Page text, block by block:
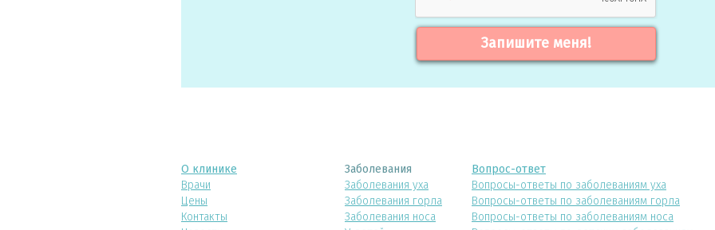
Запишите меня!
О клинике
Врачи
Цены
Контакты
Заболевания
Заболевания уха
Заболевания горла
Заболевания носа
Вопрос-ответ
Вопросы-ответы по заболеваниям уха
Вопросы-ответы по заболеваниям горла
Вопросы-ответы по заболеваниям носа